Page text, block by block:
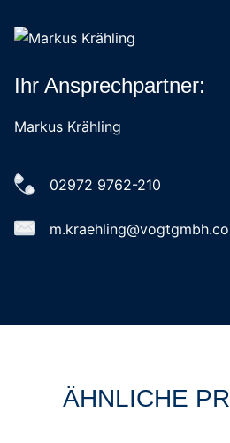
Ihr Ansprechpartner:
Markus Krähling
02972 9762-210
ÄHNLICHE